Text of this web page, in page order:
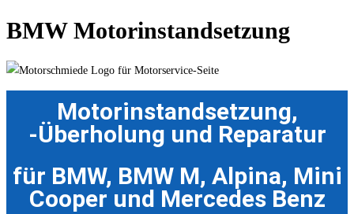
BMW Motorinstandsetzung
Motorinstandsetzung,
-Überholung und Reparatur
für BMW, BMW M, Alpina, Mini
Cooper und Mercedes Benz